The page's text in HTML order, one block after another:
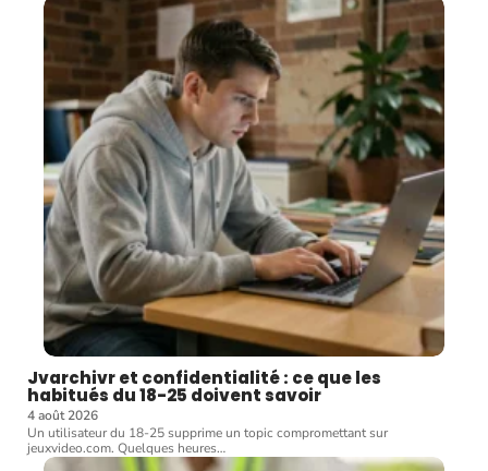
Jvarchivr et confidentialité : ce que les
habitués du 18-25 doivent savoir
4 août 2026
Un utilisateur du 18-25 supprime un topic compromettant sur
jeuxvideo.com. Quelques heures…